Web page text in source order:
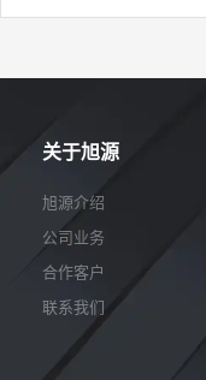
关于旭源
旭源介绍
公司业务
合作客户
联系我们